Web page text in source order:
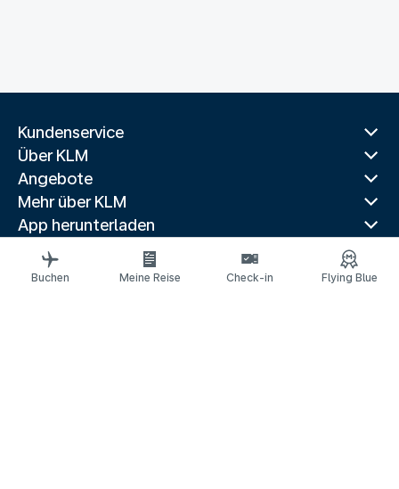
Kundenservice
Über KLM
Angebote
Mehr über KLM
App herunterladen
Verwandte Websites
Reiseführer
Buchen Meine Reise Check-in Flying Blue